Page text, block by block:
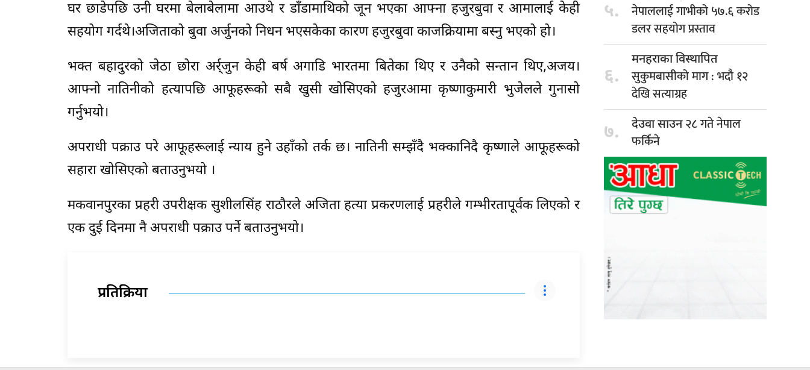
घर छाडेपछि उनी घरमा बेलाबेलामा आउथे र डाँडामाथिको जून भएका आफ्ना हजुरबुवा र आमालाई केही
सहयोग गर्दथे।अजिताको बुवा अर्जुनको निधन भएसकेका कारण हजुरबुवा काजक्रियामा बस्नु भएको हो।
भक्त बहादुरको जेठा छोरा अर्र्जुन केही बर्ष अगाडि भारतमा बितेका थिए र उनैको सन्तान थिए,अजय।
आफ्नो नातिनीको हत्यापछि आफूहरूको सबै खुसी खोसिएको हजुरआमा कृष्णाकुमारी भुजेलले गुनासो
गर्नुभयो।
अपराधी पक्राउ परे आफूहरूलाई न्याय हुने उहाँको तर्क छ। नातिनी सम्झँदै भक्कानिदै कृष्णाले आफूहरूको
सहारा खोसिएको बताउनुभयो ।
मकवानपुरका प्रहरी उपरीक्षक सुशीलसिंह राठौरले अजिता हत्या प्रकरणलाई प्रहरीले गम्भीरतापूर्वक लिएको र
एक दुई दिनमा नै अपराधी पक्राउ पर्ने बताउनुभयो।
प्रतिक्रिया
५.
नेपाललाई गाभीको ५७.६ करोड
डलर सहयोग प्रस्ताव
६.
मनहराका विस्थापित
सुकुमबासीको माग : भदौ १२
देखि सत्याग्रह
७. देउवा साउन२८ गते नेपाल
फर्किने